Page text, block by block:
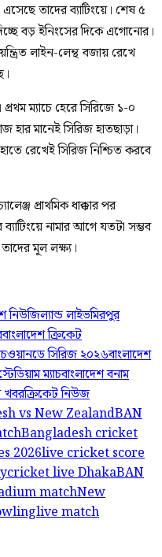
তাদের ব্যাটিংয়ে। শেষ ৫
বড় ইনিংসের দিকে এগোনোর।
লাইন-লেন্থ বজায় রেখে
ম্যাচে হেরে সিরিজে ১-০
হার মানেই সিরিজ হাতছাড়া।
রেখেই সিরিজ নিশ্চিত করবে
প্রাথমিক ধাক্কার পর
নামার আগে যতটা সম্ভব
মূল লক্ষ্য।
নিউজিল্যান্ড লাইভমিরপুর
বাংলাদেশ ক্রিকেট
ওয়ানডে সিরিজ ২০২৬বাংলাদেশ
ম্যাচবাংলাদেশ বনাম
ক্রিকেট নিউজ
vs New ZealandBAN
Bangladesh cricket
2026live cricket score
cricket live DhakaBAN
matchNew
live match